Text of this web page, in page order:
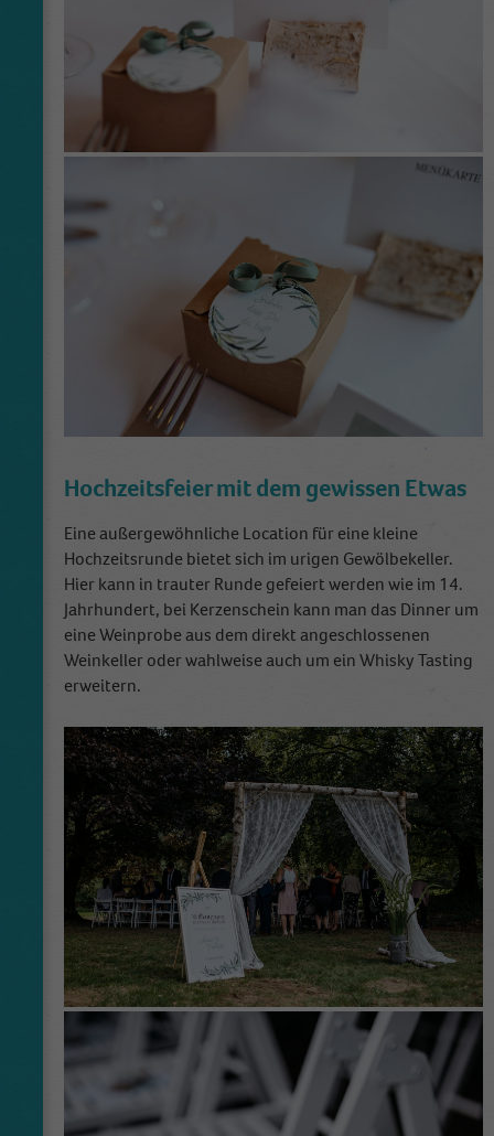
Hochzeitsfeier mit dem gewissen Etwas
Eine außergewöhnliche Location für eine kleine
Hochzeitsrunde bietet sich im urigen Gewölbekeller.
Hier kann in trauter Runde gefeiert werden wie im 14.
Jahrhundert, bei Kerzenschein kann man das Dinner um
eine Weinprobe aus dem direkt angeschlossenen
Weinkeller oder wahlweise auch um ein Whisky Tasting
erweitern.